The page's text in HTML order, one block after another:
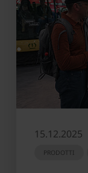
15.12.2025
PRODOTTI